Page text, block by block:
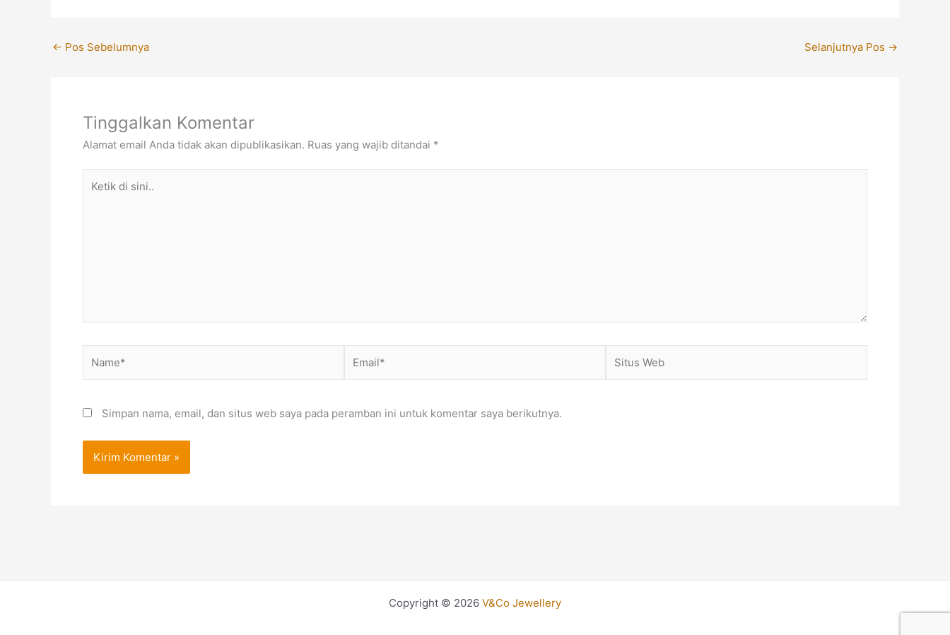
← Pos Sebelumnya Selanjutnya Pos →
Tinggalkan Komentar
Alamat email Anda tidak akan dipublikasikan. Ruas yang wajib ditandai *
Web
Simpan nama, email, dan situs web saya pada peramban ini untuk komentar saya berikutnya.
Copyright © 2026 V&Co Jewellery